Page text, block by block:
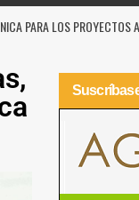
PARA LOS PROYECTOS